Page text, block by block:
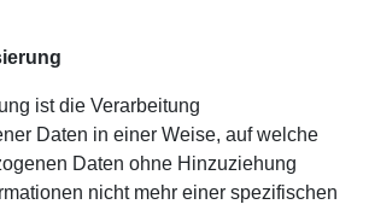
ist die Verarbeitung
Daten in einer Weise, auf welche
Daten ohne Hinzuziehung
nicht mehr einer spezifischen